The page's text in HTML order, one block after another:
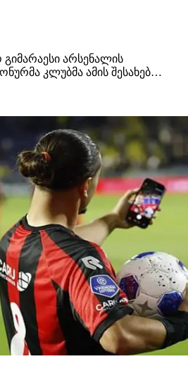
არსენალის
კლუბმა ამის შესახებ
არსენალთან
გააფორმა, მხარეებს შორის კი
შედგა.